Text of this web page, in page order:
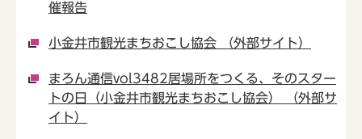
催報告
小金井市観光まちおこし協会 （外部サイト）
まろん通信vol3482居場所をつくる、そのスター
トの日（小金井市観光まちおこし協会） （外部サ
イト）